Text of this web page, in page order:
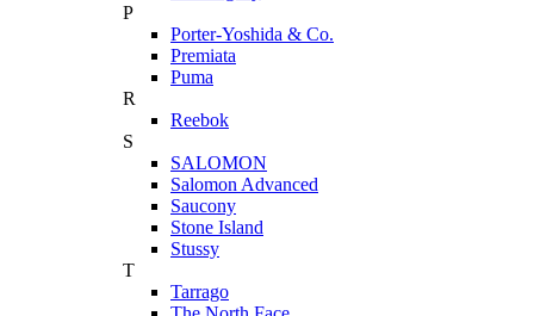
P
Porter-Yoshida & Co.
Premiata
Puma
R
Reebok
S
SALOMON
Salomon Advanced
Saucony
Stone Island
Stussy
T
Tarrago